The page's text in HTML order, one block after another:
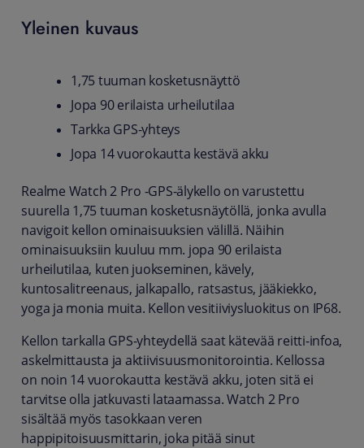
Yleinen kuvaus
1,75 tuuman kosketusnäyttö
Jopa 90 erilaista urheilutilaa
Tarkka GPS-yhteys
Jopa 14 vuorokautta kestävä akku
Realme Watch 2 Pro -GPS-älykello on varustettu
suurella 1,75 tuuman kosketusnäytöllä, jonka avulla
navigoit kellon ominaisuuksien välillä. Näihin
ominaisuuksiin kuuluu mm. jopa 90 erilaista
urheilutilaa, kuten juokseminen, kävely,
kuntosalitreenaus, jalkapallo, ratsastus, jääkiekko,
yoga ja monia muita. Kellon vesitiiviysluokitus on IP68.
Kellon tarkalla GPS-yhteydellä saat kätevää reitti-infoa,
askelmittausta ja aktiivisuusmonitorointia. Kellossa
on noin 14 vuorokautta kestävä akku, joten sitä ei
tarvitse olla jatkuvasti lataamassa. Watch 2 Pro
sisältää myös tasokkaan veren
happipitoisuusmittarin, joka pitää sinut